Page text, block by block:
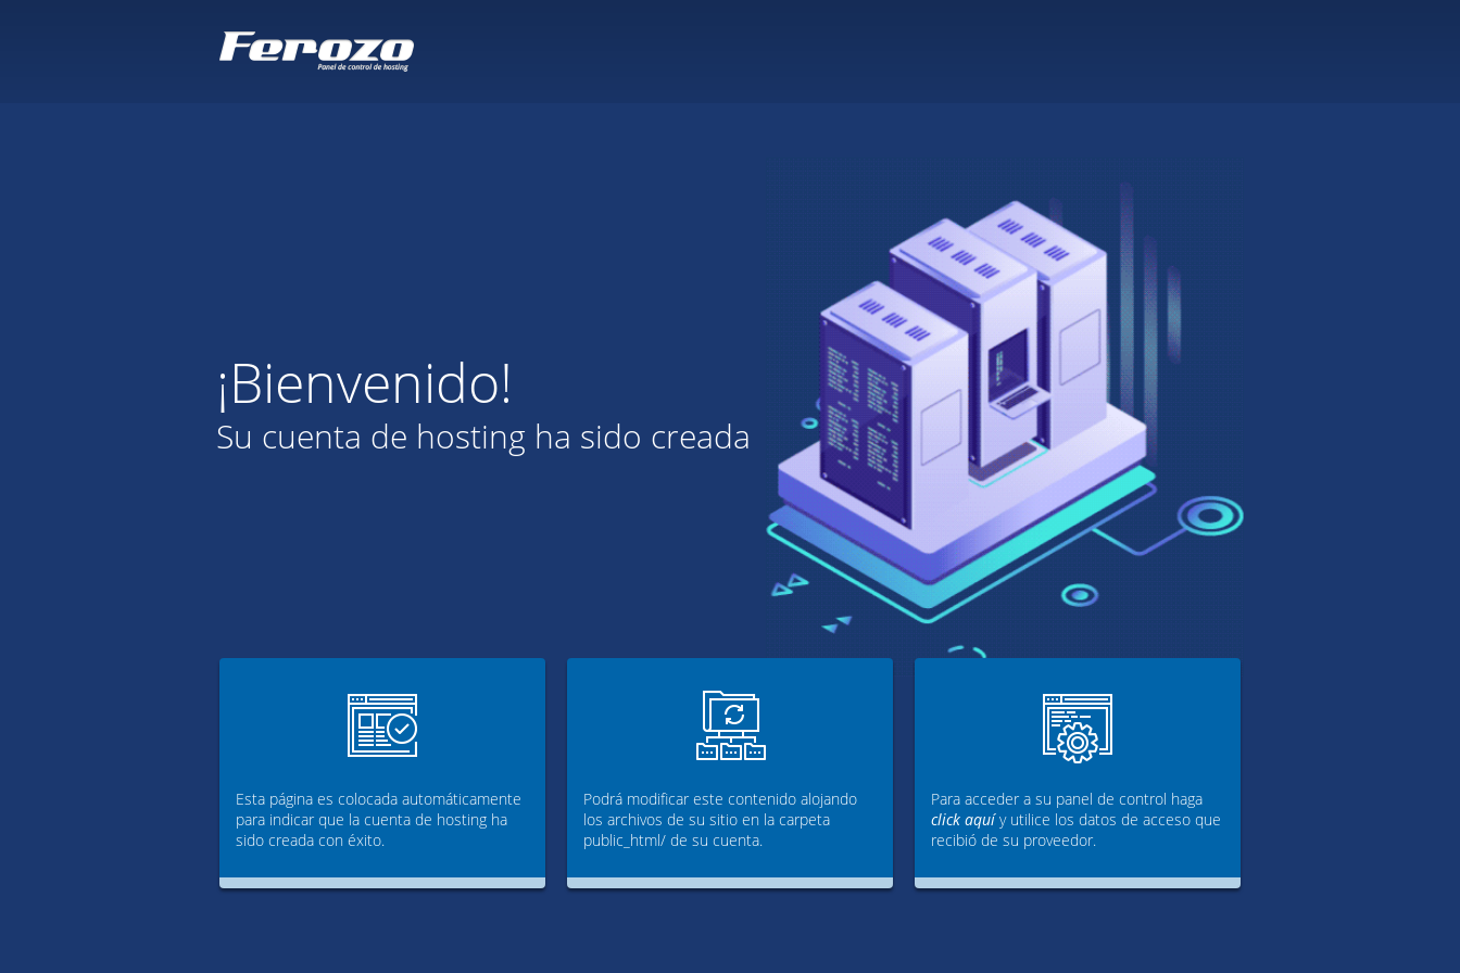
¡Bienvenido!
Su cuenta de hosting ha sido creada
Esta página es colocada automáticamente
para indicar que la cuenta de hosting ha
sido creada con éxito.
Podrá modificar este contenido alojando
los archivos de su sitio en la carpeta
public_html/ de su cuenta.
Para acceder a su panel de control haga
click aquíy utilice los datos de acceso que
recibió de su proveedor.